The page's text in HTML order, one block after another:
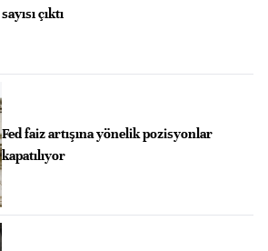
sayısı çıktı
Fed faiz artışına yönelik pozisyonlar
kapatılıyor